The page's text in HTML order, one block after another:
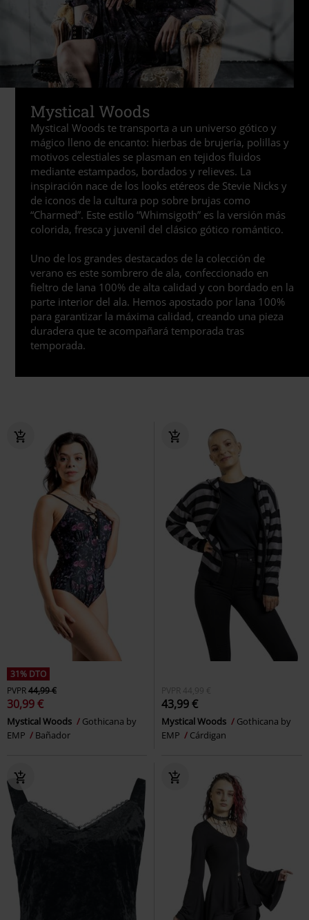
Mystical Woods
Mystical Woods te transporta a un universo gótico y
mágico lleno de encanto: hierbas de brujería, polillas y
motivos celestiales se plasman en tejidos fluidos
mediante estampados, bordados y relieves. La
inspiración nace de los looks etéreos de Stevie Nicks y
de iconos de la cultura pop sobre brujas como
“Charmed”. Este estilo “Whimsigoth” es la versión más
colorida, fresca y juvenil del clásico gótico romántico.
Uno de los grandes destacados de la colección de
verano es este sombrero de ala, confeccionado en
fieltro de lana 100% de alta calidad y con bordado en la
parte interior del ala. Hemos apostado por lana 100%
para garantizar la máxima calidad, creando una pieza
duradera que te acompañará temporada tras
temporada.
31% DTO
PVPR44,99 €
30,99 €
Mystical Woods
Gothicana by
EMP
Bañador
PVPR 44,99 €
43,99 €
Mystical Woods
Gothicana by
EMP
Cárdigan